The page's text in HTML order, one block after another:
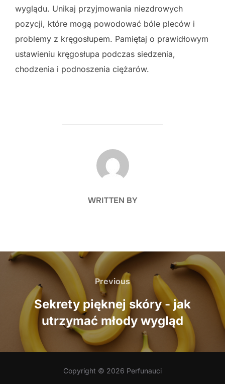
wyglądu. Unikaj przyjmowania niezdrowych
pozycji, które mogą powodować bóle pleców i
problemy z kręgosłupem. Pamiętaj o prawidłowym
ustawieniu kręgosłupa podczas siedzenia,
chodzenia i podnoszenia ciężarów.
POST AUTHOR
WRITTEN BY
Nawigacja
wpisu
Previous
Previous
Sekrety pięknej skóry - jak
utrzymać młody wygląd
Copyright © 2026 Perfunauci